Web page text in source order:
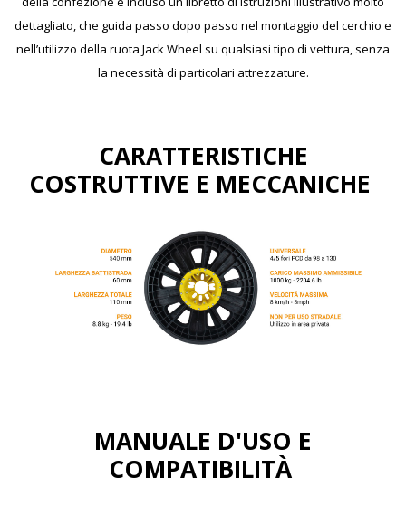
dettagliato, che guida passo dopo passo nel montaggio del cerchio e
nell’utilizzo della ruota Jack Wheel su qualsiasi tipo di vettura, senza
la necessità di particolari attrezzature.
CARATTERISTICHE
COSTRUTTIVE E MECCANICHE
MANUALE D'USO E
COMPATIBILITÀ